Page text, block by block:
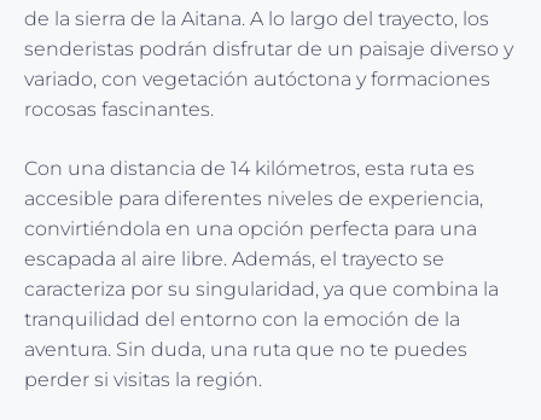
de la sierra de la Aitana. A lo largo del trayecto, los
senderistas podrán disfrutar de un paisaje diverso y
variado, con vegetación autóctona y formaciones
rocosas fascinantes.
Con una distancia de 14 kilómetros, esta ruta es
accesible para diferentes niveles de experiencia,
convirtiéndola en una opción perfecta para una
escapada al aire libre. Además, el trayecto se
caracteriza por su singularidad, ya que combina la
tranquilidad del entorno con la emoción de la
aventura. Sin duda, una ruta que no te puedes
perder si visitas la región.